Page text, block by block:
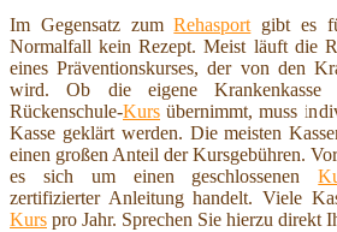
Im Gegensatz zumRehasportgibt es
Normalfall kein Rezept. Meist läuft die
eines Präventionskurses, der von den
wird. Ob die eigene
Rückenschule-Kurs übernimmt, muss
Kasse geklärt werden. Die meisten
einen großen Anteil der Kursgebühren.
es sich um einen geschlossenen
zertifizierter Anleitung handelt. Viele
Kurs pro Jahr. Sprechen Sie hierzu direkt